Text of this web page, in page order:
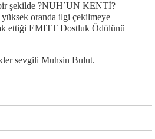
bir şekilde ?NUH´UN KENTİ?
yüksek oranda ilgi çekilmeye
ettiği EMITT Dostluk Ödülünü
sevgili Muhsin Bulut.